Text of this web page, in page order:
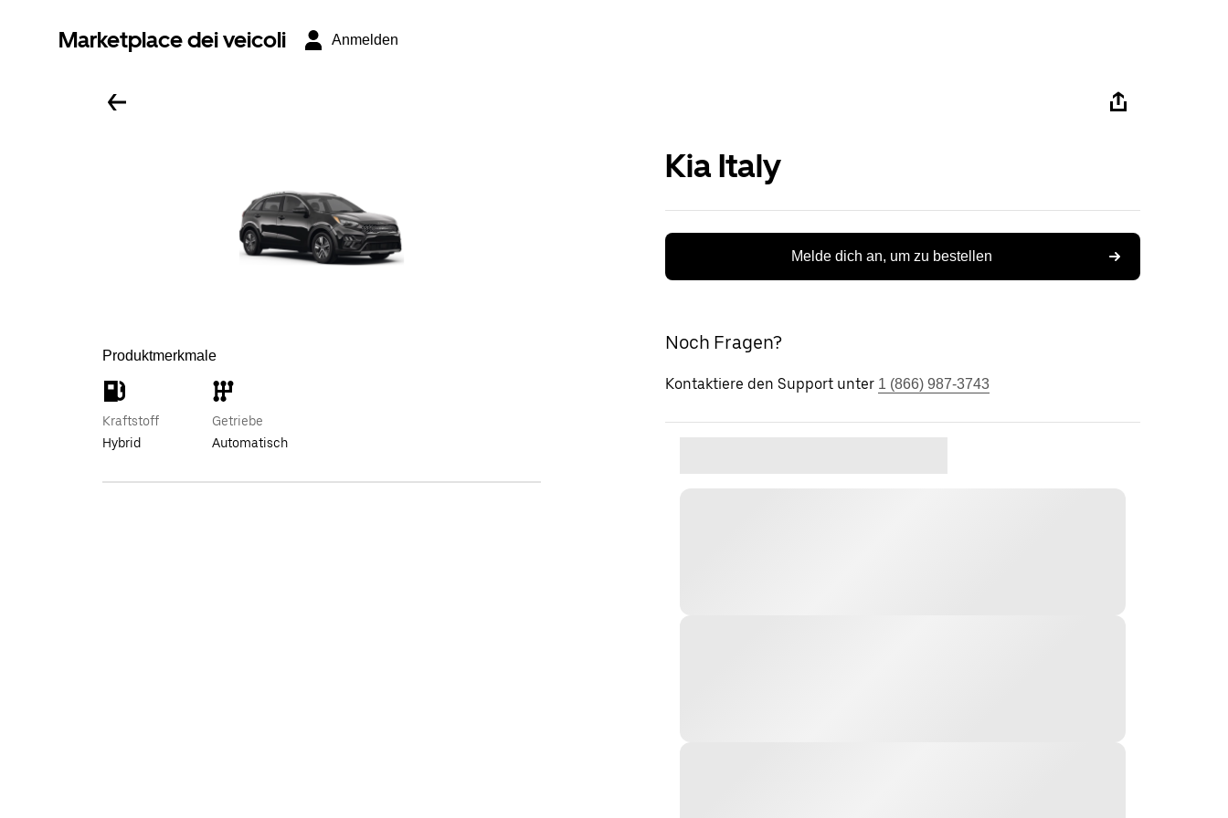
Marketplace dei veicoli Anmelden
Produktmerkmale
Kraftstoff
Hybrid
Getriebe
Automatisch
Kia Italy
Melde dich an, um zu bestellen
Noch Fragen?
Kontaktiere den Support unter 1 (866) 987-3743